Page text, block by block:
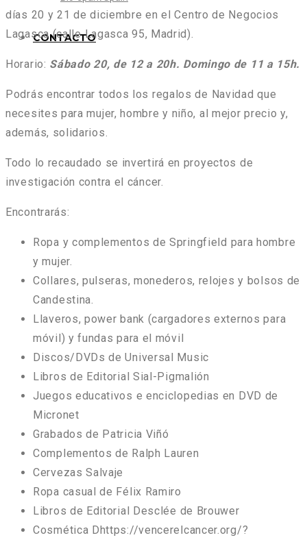
CONTACTO
días 20 y 21 de diciembre en el Centro de Negocios
Lagasca(calle Lagasca 95, Madrid).
Horario: Sábado 20, de 12 a 20h. Domingo de 11 a 15h.
Podrás encontrar todos los regalos de Navidad que
necesites para mujer, hombre y niño, al mejor precio y,
además, solidarios.
Todo lo recaudado se invertirá en proyectos de
investigación contra el cáncer.
Encontrarás:
Ropa y complementos de Springfield para hombre
y mujer.
Collares, pulseras, monederos, relojes y bolsos de
Candestina.
Llaveros, power bank (cargadores externos para
móvil) y fundas para el móvil
Discos/DVDs de Universal Music
Libros de Editorial Sial-Pigmalión
Juegos educativos e enciclopedias en DVD de
Micronet
Grabados de Patricia Viñó
Complementos de Ralph Lauren
Cervezas Salvaje
Ropa casual de Félix Ramiro
Libros de Editorial Desclée de Brouwer
Cosmética Dhttps://vencerelcancer.org/?